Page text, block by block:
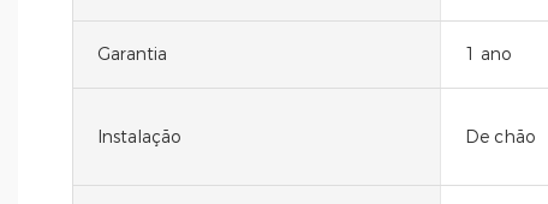
Garantia 1 ano
Instalação De chão